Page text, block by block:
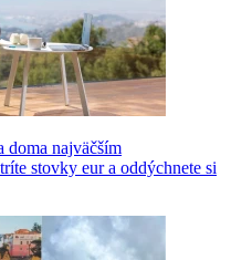
doma najväčším
stovky eur a oddýchnete si